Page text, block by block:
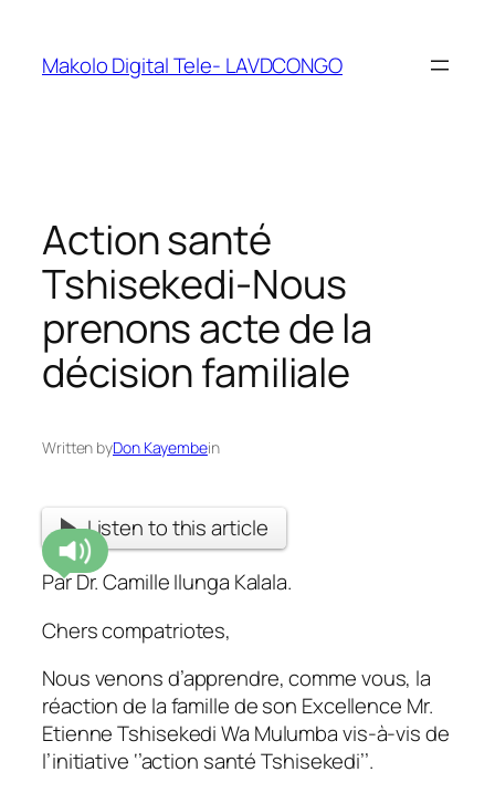
Makolo Digital Tele- LAVDCONGO
Action santé
Tshisekedi-Nous
prenons acte de la
décision familiale
Written byDon Kayembein
Listen to this article
Par Dr. Camille Ilunga Kalala.
Chers compatriotes,
Nous venons d’apprendre, comme vous, la
réaction de la famille de son Excellence Mr.
Etienne Tshisekedi Wa Mulumba vis-à-vis de
l’initiative ‘’action santé Tshisekedi’’.